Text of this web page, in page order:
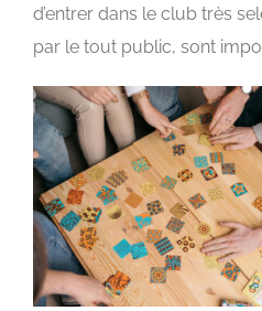
d’entrer dans le club très
par le tout public, sont